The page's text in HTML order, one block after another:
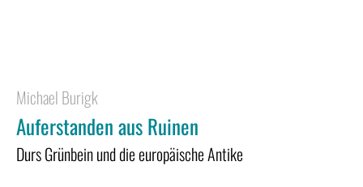
Michael Burigk
Auferstanden aus Ruinen
Durs Grünbein und die europäische Antike